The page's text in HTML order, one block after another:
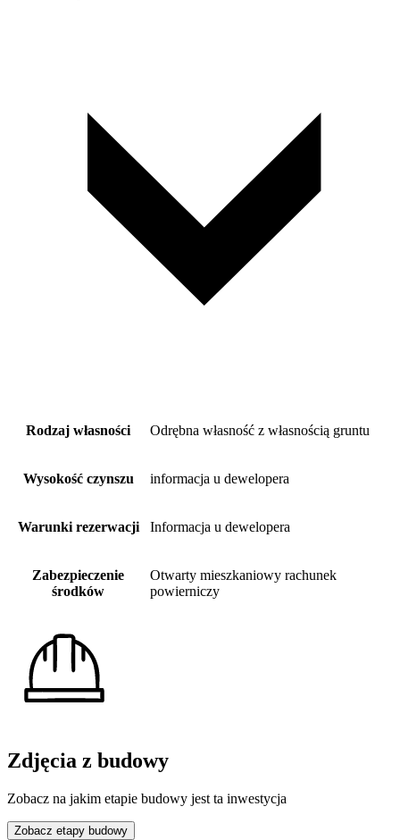
Rodzaj własności Odrębna własność z własnością gruntu
Wysokość czynszu informacja u dewelopera
Warunki rezerwacji Informacja u dewelopera
Zabezpieczenie
środków
Otwarty mieszkaniowy rachunek
powierniczy
Zdjęcia z budowy
Zobacz na jakim etapie budowy jest ta inwestycja
Zobacz etapy budowy